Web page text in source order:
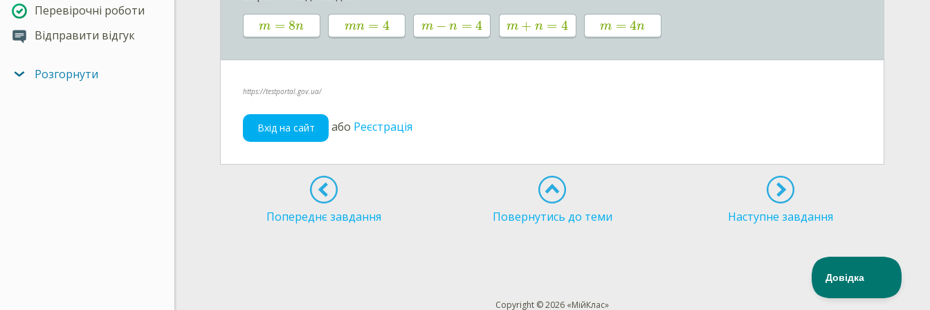
Перевірочні роботи
Відправити відгук
Розгорнути
m = 8n mn = 4 m − n = 4 m + n = 4 m = 4n
https://testportal.gov.ua/
Вхід на сайт або Реєстрація
Попереднє завдання Повернутись до теми Наступне завдання
Copyright © 2026 «МійКлас»